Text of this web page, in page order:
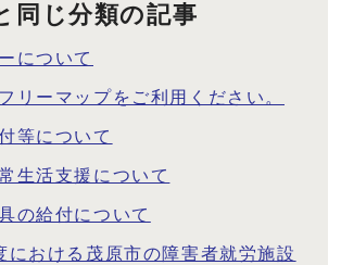
同じ分類の記事
について
リーマップをご利用ください。
等について
生活支援について
の給付について
における茂原市の障害者就労施設